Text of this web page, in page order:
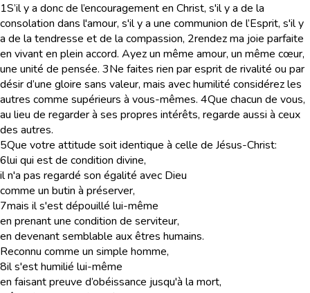
1S’il y a donc de l’encouragement en Christ, s'il y a de la
consolation dans l'amour, s'il y a une communion de l’Esprit, s'il y
a de la tendresse et de la compassion, 2rendez ma joie parfaite
en vivant en plein accord. Ayez un même amour, un même cœur,
une unité de pensée. 3Ne faites rien par esprit de rivalité ou par
désir d’une gloire sans valeur, mais avec humilité considérez les
autres comme supérieurs à vous-mêmes. 4Que chacun de vous,
au lieu de regarder à ses propres intérêts, regarde aussi à ceux
des autres.
5Que votre attitude soit identique à celle de Jésus-Christ:
6lui qui est de condition divine,
il n'a pas regardé son égalité avec Dieu
comme un butin à préserver,
7mais il s'est dépouillé lui-même
en prenant une condition de serviteur,
en devenant semblable aux êtres humains.
Reconnu comme un simple homme,
8il s'est humilié lui-même
en faisant preuve d’obéissance jusqu'à la mort,